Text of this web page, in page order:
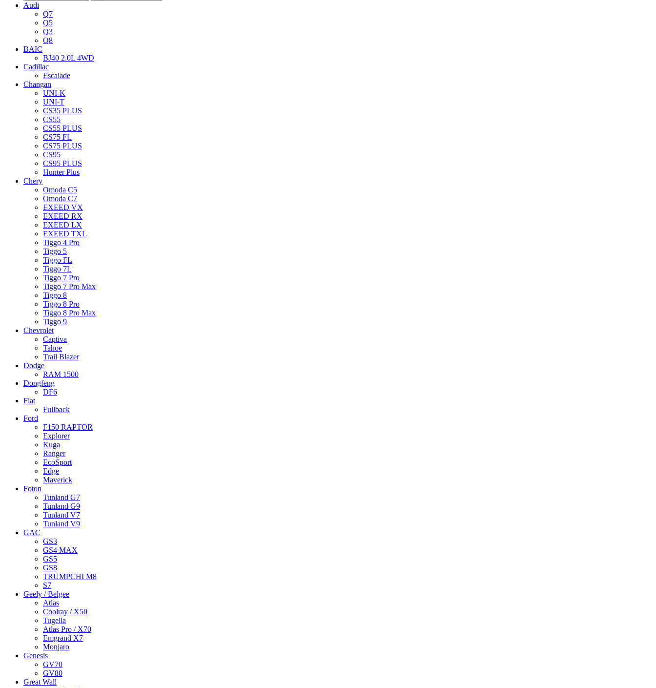
Audi
Q7
Q5
Q3
Q8
BAIC
BJ40 2.0L 4WD
Cadillac
Escalade
Changan
UNI-K
UNI-T
CS35 PLUS
CS55
CS55 PLUS
CS75 FL
CS75 PLUS
CS95
CS95 PLUS
Hunter Plus
Chery
Omoda C5
Omoda C7
EXEED VX
EXEED RX
EXEED LX
EXEED TXL
Tiggo 4 Pro
Tiggo 5
Tiggo FL
Tiggo 7L
Tiggo 7 Pro
Tiggo 7 Pro Max
Tiggo 8
Tiggo 8 Pro
Tiggo 8 Pro Max
Tiggo 9
Chevrolet
Captiva
Tahoe
Trail Blazer
Dodge
RAM 1500
Dongfeng
DF6
Fiat
Fullback
Ford
F150 RAPTOR
Explorer
Kuga
Ranger
EcoSport
Edge
Maverick
Foton
Tunland G7
Tunland G9
Tunland V7
Tunland V9
GAC
GS3
GS4 MAX
GS5
GS8
TRUMPCHI M8
S7
Geely / Belgee
Atlas
Coolray / X50
Tugella
Atlas Pro / X70
Emgrand X7
Monjaro
Genesis
GV70
GV80
Great Wall